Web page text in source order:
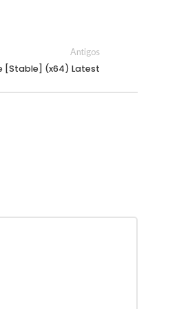
Antigos
[Stable] (x64) Latest